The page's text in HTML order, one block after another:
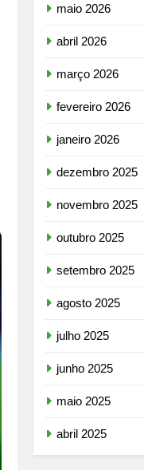
maio 2026
abril 2026
março 2026
fevereiro 2026
janeiro 2026
dezembro 2025
novembro 2025
outubro 2025
setembro 2025
agosto 2025
julho 2025
junho 2025
maio 2025
abril 2025